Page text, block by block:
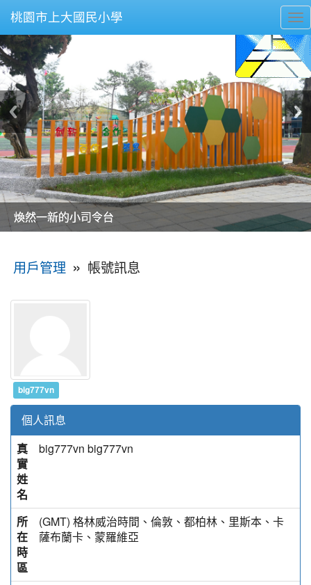
桃園市上大國民小學
美麗的操場是我們活力的來源
美麗的操場是我們活力的來源
煥然一新的小司令台
煥然一新的小司令台
富含桃園埤塘田園風光意象的中廊
富含桃園埤塘田園風光意象的中廊
嶄新的中庭廣場
嶄新的中庭廣場
水生池生生不息
水生池生生不息
用戶管理 » 帳號訊息
big777vn
個人訊息
真
實
姓
名
big777vn big777vn
所
在
時
區
(GMT) 格林威治時間、倫敦、都柏林、里斯本、卡
薩布蘭卡、蒙羅維亞